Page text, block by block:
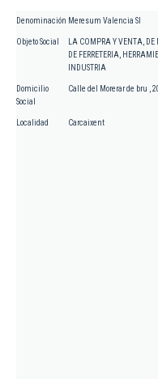
Denominación Meresum Valencia Sl
Objeto Social
LA COMPRA Y VENTA, DE
DE FERRETERIA,
INDUSTRIA
Domicilio
Social
Calle del Morerar de bru ,
Localidad Carcaixent